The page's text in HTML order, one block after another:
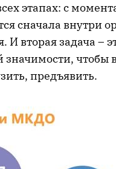
этапах: с
сначала внутри
И вторая задача –
значимости,
предъявить.